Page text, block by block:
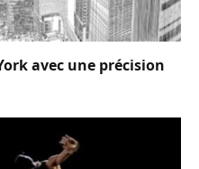
avec une précision